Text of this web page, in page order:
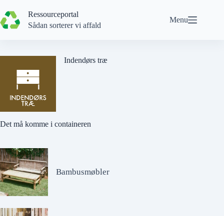
til
indhold
Ressourceportal
Sådan sorterer vi affald
Menu
Indendørs træ
Det må komme i containeren
Bambusmøbler